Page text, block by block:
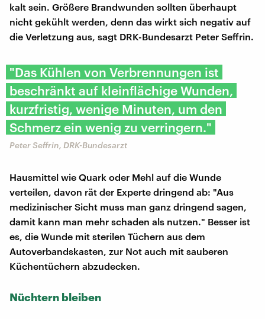
kalt sein. Größere Brandwunden sollten überhaupt
nicht gekühlt werden, denn das wirkt sich negativ auf
die Verletzung aus, sagt DRK-Bundesarzt Peter Seffrin.
"Das Kühlen von Verbrennungen ist
beschränkt auf kleinflächige Wunden,
kurzfristig, wenige Minuten, um den
Schmerz ein wenig zu verringern."
Peter Seffrin, DRK-Bundesarzt
Hausmittel wie Quark oder Mehl auf die Wunde
verteilen, davon rät der Experte dringend ab: "Aus
medizinischer Sicht muss man ganz dringend sagen,
damit kann man mehr schaden als nutzen." Besser ist
es, die Wunde mit sterilen Tüchern aus dem
Autoverbandskasten, zur Not auch mit sauberen
Küchentüchern abzudecken.
Nüchtern bleiben